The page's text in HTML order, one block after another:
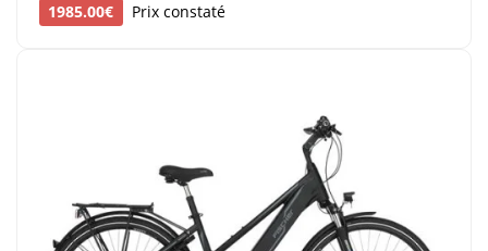
1985.00€
Prix constaté